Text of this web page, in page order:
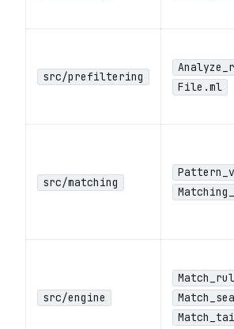
src/prefiltering
File.ml
src/matching
src/engine